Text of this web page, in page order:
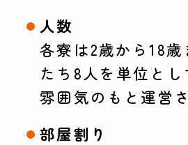
人数
各寮は2歳から18歳
たち8人を単位と
雰囲気のもと運営
部屋割り